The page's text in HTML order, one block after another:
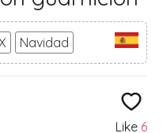
Navidad
Like 6